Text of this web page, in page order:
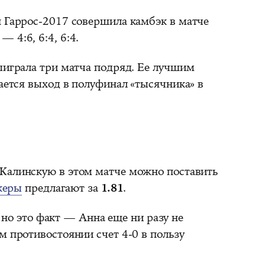
2017 совершила камбэк в матче
— 4:6, 6:4, 6:4.
три матча подряд. Ее лучшим
выход в полуфинал «тысячника» в
в этом матче можно поставить
предлагают за 1.81.
это факт — Анна еще ни разу не
противостоянии счет 4-0 в пользу